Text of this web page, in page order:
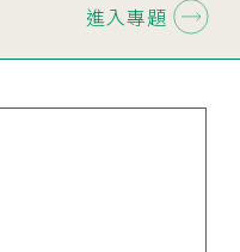
進入專題